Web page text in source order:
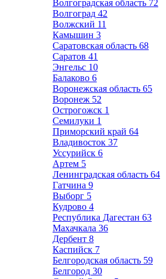
Волгоградская область 72
Волгоград 42
Волжский 11
Камышин 3
Саратовская область 68
Саратов 41
Энгельс 10
Балаково 6
Воронежская область 65
Воронеж 52
Острогожск 1
Семилуки 1
Приморский край 64
Владивосток 37
Уссурийск 6
Артем 5
Ленинградская область 64
Гатчина 9
Выборг 5
Кудрово 4
Республика Дагестан 63
Махачкала 36
Дербент 8
Каспийск 7
Белгородская область 59
Белгород 30